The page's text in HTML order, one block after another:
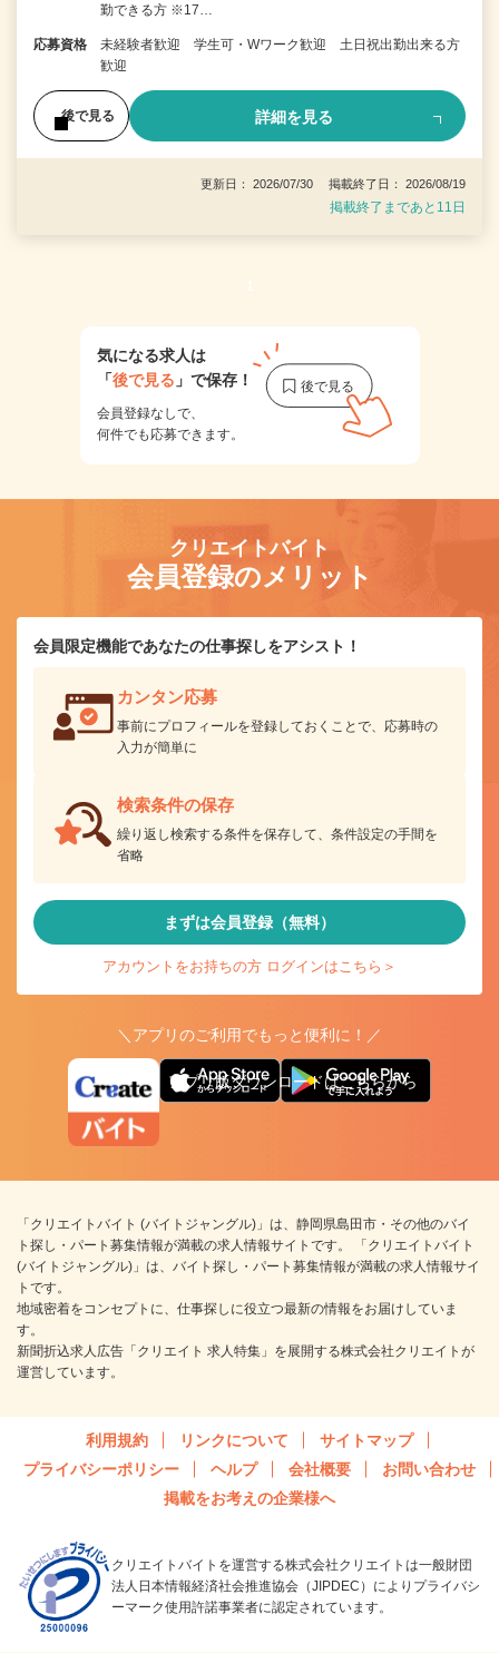
勤できる方 ※17…
応募資格
未経験者歓迎 学生可・Wワーク歓迎 土日祝出勤出来る方
歓迎
後で見る 詳細を見る
更新日： 2026/07/30 掲載終了日： 2026/08/19
掲載終了まであと11日
1
気になる求人は
「後で見る 」で保存！
会員登録なしで、
何件でも応募できます。
クリエイトバイト
会員登録のメリット
会員限定機能であなたの仕事探しをアシスト！
カンタン応募
事前にプロフィールを登録しておくことで、応募時の
入力が簡単に
検索条件の保存
繰り返し検索する条件を保存して、条件設定の手間を
省略
まずは会員登録（無料）
アカウントをお持ちの方 ログインはこちら＞
＼アプリのご利用でもっと便利に！／
アプリ版ダウンロードはこちらから
「クリエイトバイト (バイトジャングル)」は、静岡県島田市・その他のバイ
ト探し・パート募集情報が満載の求人情報サイトです。 「クリエイトバイト
(バイトジャングル)」は、バイト探し・パート募集情報が満載の求人情報サイ
トです。
地域密着をコンセプトに、仕事探しに役立つ最新の情報をお届けしていま
す。
新聞折込求人広告「クリエイト 求人特集」を展開する株式会社クリエイトが
運営しています。
利用規約 リンクについて
サイトマップ
プライバシーポリシー
ヘルプ 会社概要
お問い合わせ
掲載をお考えの企業様へ
クリエイトバイトを運営する株式会社クリエイトは一般財団
法人日本情報経済社会推進協会（JIPDEC）によりプライバシ
ーマーク使用許諾事業者に認定されています。